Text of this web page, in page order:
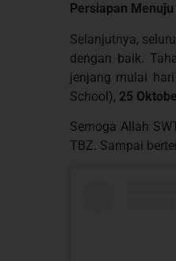
Persiapan
Selanjutnya,
dengan baik.
jenjang mulai hari
School), 25
Semoga Allah
TBZ. Sampai